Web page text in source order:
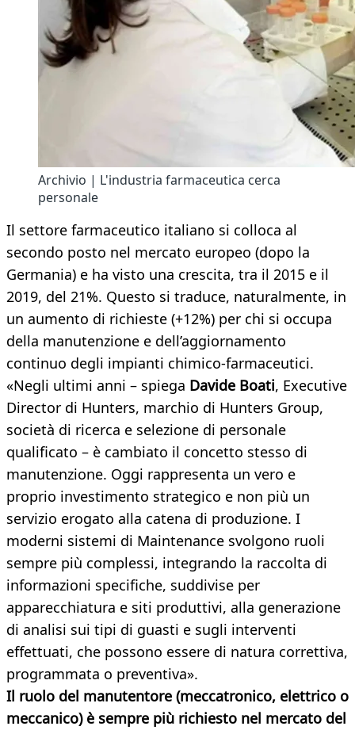
Archivio | L'industria farmaceutica cerca
personale
Il settore farmaceutico italiano si colloca al
secondo posto nel mercato europeo (dopo la
Germania) e ha visto una crescita, tra il 2015 e il
2019, del 21%. Questo si traduce, naturalmente, in
un aumento di richieste (+12%) per chi si occupa
della manutenzione e dell’aggiornamento
continuo degli impianti chimico-farmaceutici.
«Negli ultimi anni – spiega Davide Boati, Executive
Director di Hunters, marchio di Hunters Group,
società di ricerca e selezione di personale
qualificato – è cambiato il concetto stesso di
manutenzione. Oggi rappresenta un vero e
proprio investimento strategico e non più un
servizio erogato alla catena di produzione. I
moderni sistemi di Maintenance svolgono ruoli
sempre più complessi, integrando la raccolta di
informazioni specifiche, suddivise per
apparecchiatura e siti produttivi, alla generazione
di analisi sui tipi di guasti e sugli interventi
effettuati, che possono essere di natura correttiva,
programmata o preventiva».
Il ruolo del manutentore (meccatronico, elettrico o
meccanico) è sempre più richiesto nel mercato del